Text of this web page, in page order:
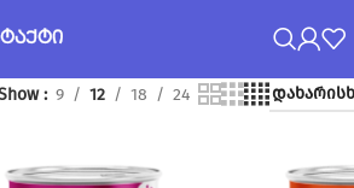
9 12 18 24